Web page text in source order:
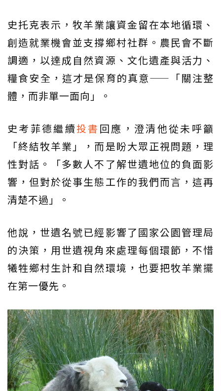
史托克表示，牧羊業讓資金留在本地循環、
創造就業機會並支撐鄉村社群。農民會不斷
調適，以達成自然資源、文化遺產與活力、
糧食安全，這才是保育的真意——「關注整
體，而非單一面向」。
史考菲德繼續投書 回應，澄清他從未呼籲
「終結牧羊業」，而是盼大眾正視問題，理
性對話。「多數人不了解世遺地位的負面影
響，但對於從事生態工作的我們而言，這再
清楚不過」。
他說，世遺名號已經影響了國家公園管理局
的決策，用世遺視角來處理每個環節，不惜
犧牲鄉村生計和自然環境，也要把牧羊業擺
在第一優先。